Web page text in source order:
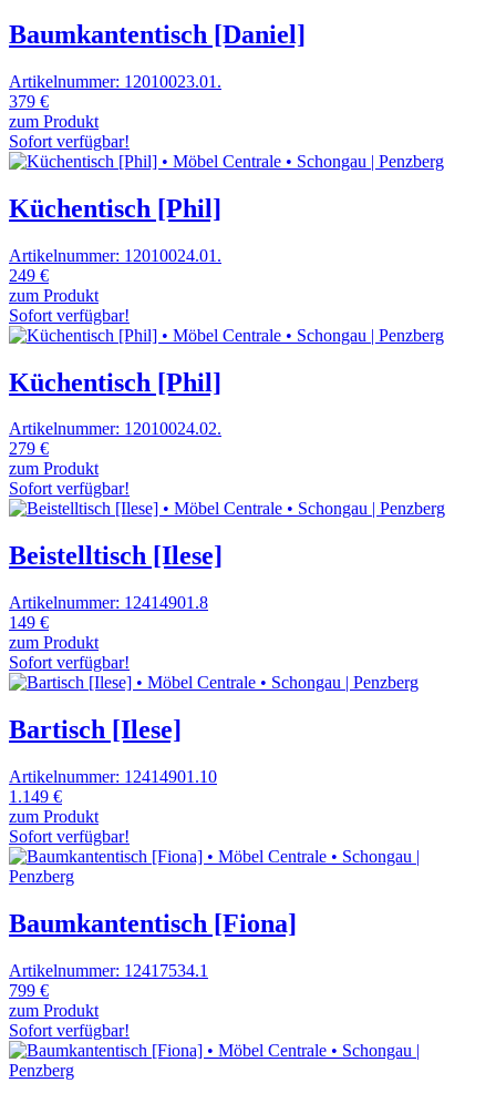
Baumkantentisch [Daniel]
Artikelnummer: 12010023.01.
379 €
zum Produkt
Sofort verfügbar!
Küchentisch [Phil]
Artikelnummer: 12010024.01.
249 €
zum Produkt
Sofort verfügbar!
Küchentisch [Phil]
Artikelnummer: 12010024.02.
279 €
zum Produkt
Sofort verfügbar!
Beistelltisch [Ilese]
Artikelnummer: 12414901.8
149 €
zum Produkt
Sofort verfügbar!
Bartisch [Ilese]
Artikelnummer: 12414901.10
1.149 €
zum Produkt
Sofort verfügbar!
Baumkantentisch [Fiona]
Artikelnummer: 12417534.1
799 €
zum Produkt
Sofort verfügbar!